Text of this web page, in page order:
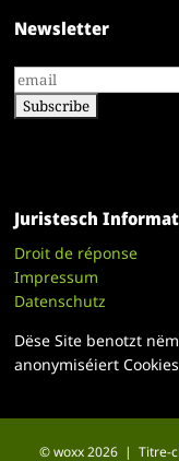
Newsletter
Juristesch
Droit de réponse
Impressum
Datenschutz
Dëse Site benotzt
anonymiséiert
© woxx 2026 | Titre-